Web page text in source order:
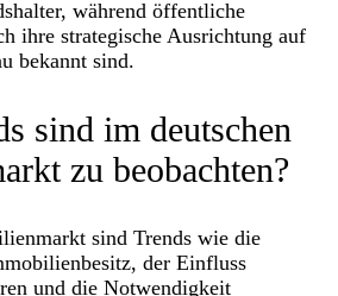
während öffentliche
ihre strategische Ausrichtung auf
bekannt sind.
sind im deutschen
zu beobachten?
sind Trends wie die
der Einfluss
und die Notwendigkeit